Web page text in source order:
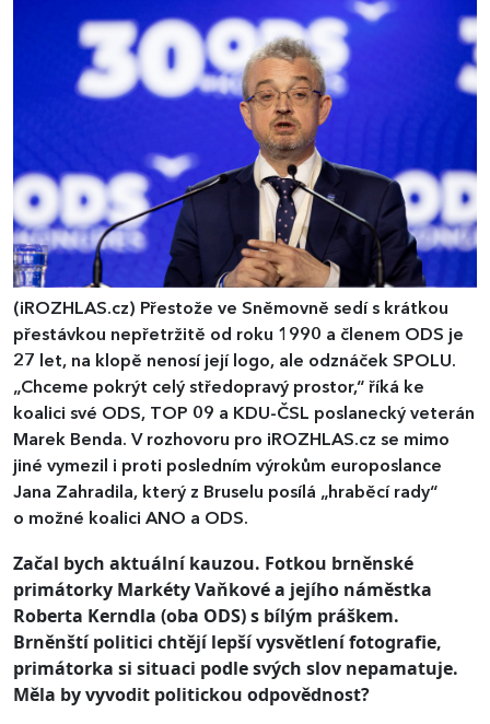
(iROZHLAS.cz) Přestože ve Sněmovně sedí s krátkou
přestávkou nepřetržitě od roku 1990 a členem ODS je
27 let, na klopě nenosí její logo, ale odznáček SPOLU.
„Chceme pokrýt celý středopravý prostor,“ říká ke
koalici své ODS, TOP 09 a KDU-ČSL poslanecký veterán
Marek Benda. V rozhovoru pro iROZHLAS.cz se mimo
jiné vymezil i proti posledním výrokům europoslance
Jana Zahradila, který z Bruselu posílá „hraběcí rady“
o možné koalici ANO a ODS.
Začal bych aktuální kauzou. Fotkou brněnské
primátorky Markéty Vaňkové a jejího náměstka
Roberta Kerndla (oba ODS) s bílým práškem.
Brněnští politici chtějí lepší vysvětlení fotografie,
primátorka si situaci podle svých slov nepamatuje.
Měla by vyvodit politickou odpovědnost?